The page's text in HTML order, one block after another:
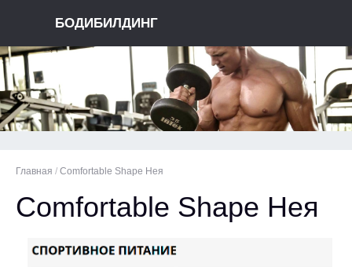
БОДИБИЛДИНГ
Главная / Comfortable Shape Нея
Comfortable Shape Нея